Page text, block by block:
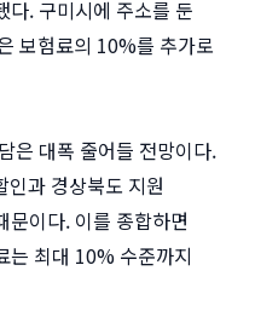
다. 구미시에 주소를 둔
보험료의 10%를 추가로
은 대폭 줄어들 전망이다.
과 경상북도 지원
문이다. 이를 종합하면
는 최대 10% 수준까지